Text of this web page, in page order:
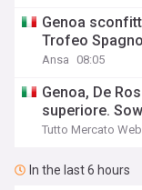
Genoa
Trofeo
Ansa 08:05
Genoa, De
superiore.
Tutto Mercato Web
In the last 6 hours